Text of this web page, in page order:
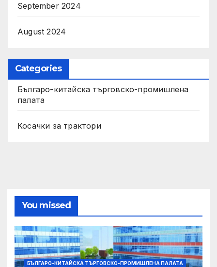
September 2024
August 2024
Categories
Българо-китайска търговско-промишлена
палата
Косачки за трактори
You missed
БЪЛГАРО-КИТАЙСКА ТЪРГОВСКО-ПРОМИШЛЕНА ПАЛАТА